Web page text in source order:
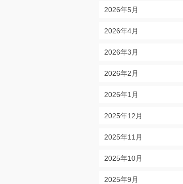
2026年5月
2026年4月
2026年3月
2026年2月
2026年1月
2025年12月
2025年11月
2025年10月
2025年9月